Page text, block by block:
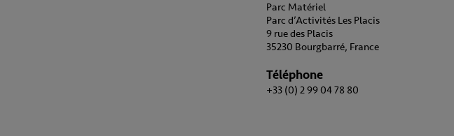
Parc Matériel
Parc d’Activités Les Placis
9 rue des Placis
35230 Bourgbarré, France
Téléphone
+33 (0) 2 99 04 78 80